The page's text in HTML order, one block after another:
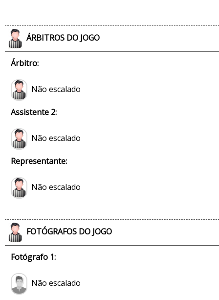
ÁRBITROS DO JOGO
Árbitro:
Não escalado
Assistente 2:
Não escalado
Representante:
Não escalado
FOTÓGRAFOS DO JOGO
Fotógrafo 1:
Não escalado